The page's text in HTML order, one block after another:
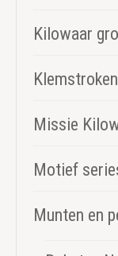
Kilowaar
Klemstroken
Missie
Motief
Munten en